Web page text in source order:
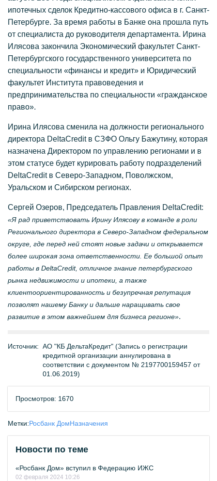
ипотечных сделок Кредитно-кассового офиса в г. Санкт-
Петербурге. За время работы в Банке она прошла путь
от специалиста до руководителя департамента. Ирина
Илясова закончила Экономический факультет Санкт-
Петербургского государственного университета по
специальности «финансы и кредит» и Юридический
факультет Института правоведения и
предпринимательства по специальности «гражданское
право».
Ирина Илясова сменила на должности регионального
директора DeltaCredit в СЗФО Ольгу Бажутину, которая
назначена Директором по управлению регионами и в
этом статусе будет курировать работу подразделений
DeltaCredit в Северо-Западном, Поволжском,
Уральском и Сибирском регионах.
Сергей Озеров, Председатель Правления DeltaCredit:
«Я рад приветствовать Ирину Илясову в команде в роли
Регионального директора в Северо-Западном федеральном
округе, где перед ней стоят новые задачи и открывается
более широкая зона ответственности. Ее большой опыт
работы в DeltaCredit, отличное знание петербургского
рынка недвижимости и ипотеки, а также
клиентоориентированность и безупречная репутация
позволят нашему Банку и дальше наращивать свое
развитие в этом важнейшем для бизнеса регионе».
Источник: АО "КБ ДельтаКредит" (Запись о регистрации
кредитной организации аннулирована в
соответствии с документом № 2197700159457 от
01.06.2019)
Просмотров: 1670
Метки:Росбанк ДомНазначения
Новости по теме
«Росбанк Дом» вступил в Федерацию ИЖС
02 февраля 2024 10:26